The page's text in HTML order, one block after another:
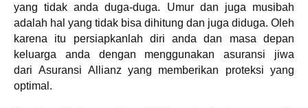
yang tidak anda duga-duga. Umur dan juga musibah
adalah hal yang tidak bisa dihitung dan juga diduga. Oleh
karena itu persiapkanlah diri anda dan masa depan
keluarga anda dengan menggunakan asuransi jiwa
dari Asuransi Allianz yang memberikan proteksi yang
optimal.